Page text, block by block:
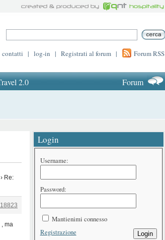
contatti | log-in | Registrati al forum | Forum RSS
2.0 Forum
› Re:
ma
Login
Username:
Password:
Mantienimi connesso
Login
Registrazione